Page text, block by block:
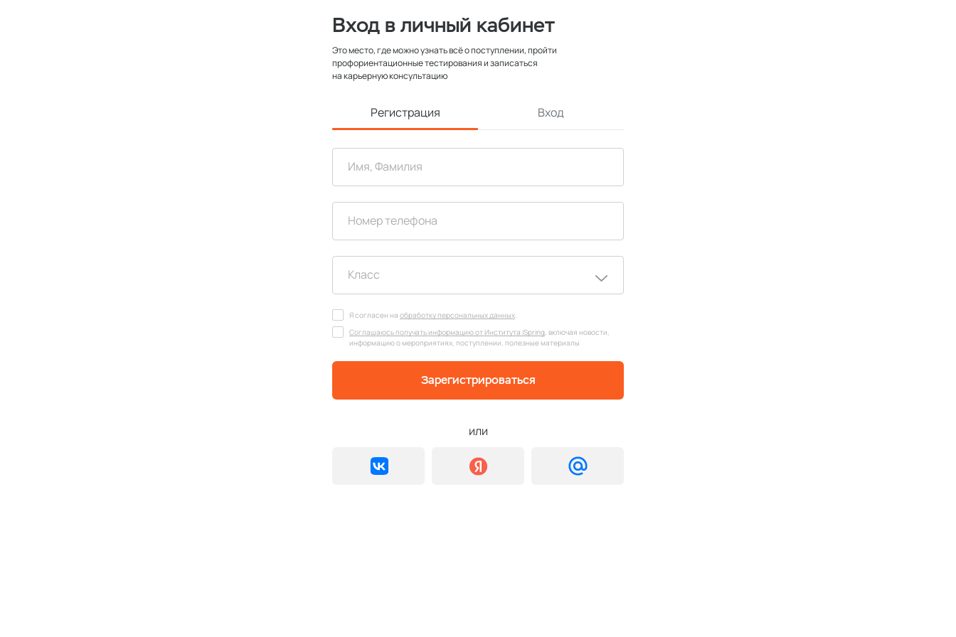
Вход в личный кабинет
Это место, где можно узнать всё о поступлении, пройти
профориентационные тестирования и записаться
на карьерную консультацию
Регистрация Вход
Я согласен на обработку персональных данных.
Соглашаюсь получать информацию от Института iSpring, включая новости,
информацию о мероприятиях, поступлении, полезные материалы
Зарегистрироваться
или